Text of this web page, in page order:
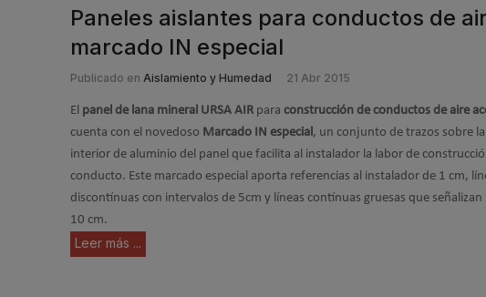
Paneles aislantes para conductos de
marcado IN especial
Publicado en Aislamiento y Humedad 21 Abr 2015
El panel de lana mineral URSA AIR para construcción de conductos de aire
cuenta con el novedoso Marcado IN especial, un conjunto de trazos sobre
interior de aluminio del panel que facilita al instalador la labor de
conducto. Este marcado especial aporta referencias al instalador de 1 cm,
discontínuas con intervalos de 5cm y líneas contínuas gruesas que
10 cm.
Leer más ...